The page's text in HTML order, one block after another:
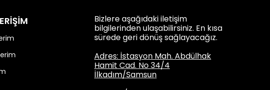
Bizlere aşağıdaki iletişim
bilgilerinden ulaşabilirsiniz. En kısa
sürede geri dönüş sağlayacağız.
Adres: İstasyon Mah. Abdülhak
Hamit Cad. No 34/4
İlkadım/Samsun